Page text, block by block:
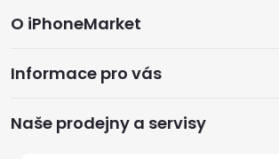
á
p
a
O iPhoneMarket
Informace pro vás
Naše prodejny a servisy